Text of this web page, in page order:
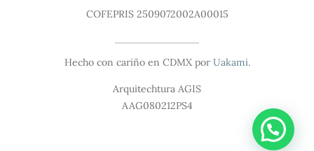
COFEPRIS 2509072002A00015
Hecho con cariño en CDMX por Uakami.
Arquitechtura AGIS
AAG080212PS4